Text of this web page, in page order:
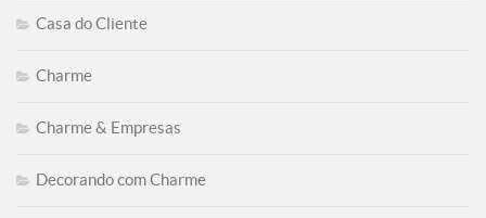
Casa do Cliente
Charme
Charme & Empresas
Decorando com Charme